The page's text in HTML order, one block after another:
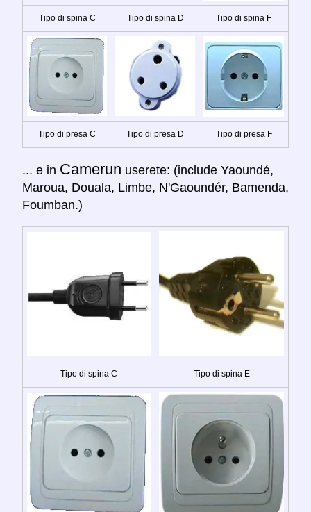
Tipo di spina C Tipo di spina D Tipo di spina F
Tipo di presa C Tipo di presa D Tipo di presa F
... e in Camerun userete: (include Yaoundé,
Maroua, Douala, Limbe, N'Gaoundér, Bamenda,
Foumban.)
Tipo di spina C Tipo di spina E